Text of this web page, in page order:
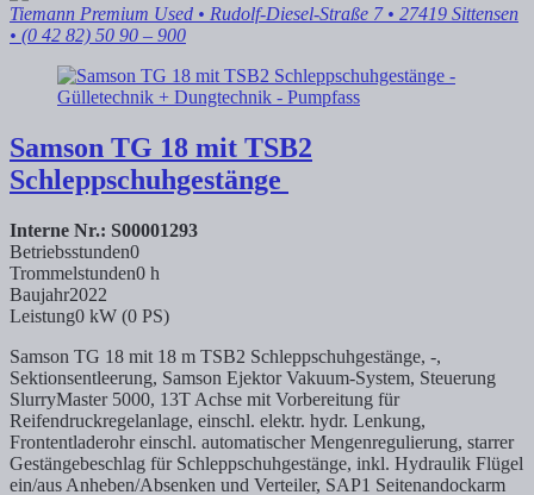
Tiemann Premium Used • Rudolf-Diesel-Straße 7 • 27419 Sittensen
• (0 42 82) 50 90 – 900
Samson TG 18 mit TSB2
Schleppschuhgestänge
Interne Nr.: S00001293
Betriebsstunden0
Trommelstunden0 h
Baujahr2022
Leistung0 kW (0 PS)
Samson TG 18 mit 18 m TSB2 Schleppschuhgestänge, -,
Sektionsentleerung, Samson Ejektor Vakuum-System, Steuerung
SlurryMaster 5000, 13T Achse mit Vorbereitung für
Reifendruckregelanlage, einschl. elektr. hydr. Lenkung,
Frontentladerohr einschl. automatischer Mengenregulierung, starrer
Gestängebeschlag für Schleppschuhgestänge, inkl. Hydraulik Flügel
ein/aus Anheben/Absenken und Verteiler, SAP1 Seitenandockarm